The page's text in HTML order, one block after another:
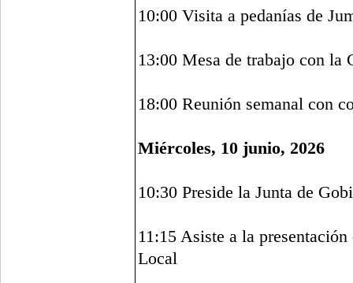
10:00 Visita a pedanías de
13:00 Mesa de trabajo con la
18:00 Reunión semanal con
Miércoles, 10 junio, 2026
10:30 Preside la Junta de
11:15 Asiste a la
Local